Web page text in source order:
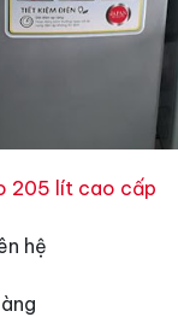
205 lít cao cấp
hệ